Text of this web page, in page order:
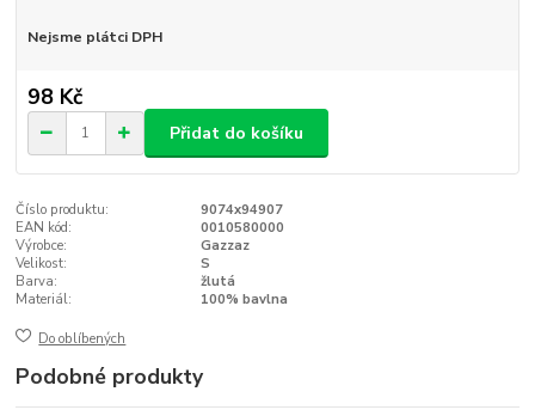
Nejsme plátci DPH
98 Kč
Přidat do košíku
Číslo produktu:
9074x94907
EAN kód:
0010580000
Výrobce:
Gazzaz
Velikost:
S
Barva:
žlutá
Materiál:
100% bavlna
Do oblíbených
Podobné produkty